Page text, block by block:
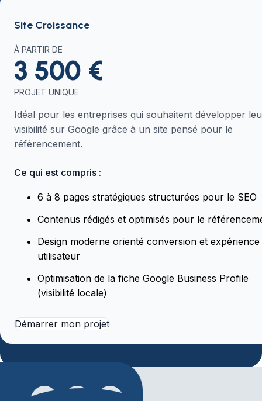
Site Croissance
À PARTIR DE
3 500 €
PROJET UNIQUE
Idéal pour les entreprises qui souhaitent développer
visibilité sur Google grâce à un site pensé pour le
référencement.
Ce qui est compris :
6 à 8 pages stratégiques structurées pour le SEO
Contenus rédigés et optimisés pour le
Design moderne orienté conversion et expérience
utilisateur
Optimisation de la fiche Google Business Profile
(visibilité locale)
Démarrer mon projet